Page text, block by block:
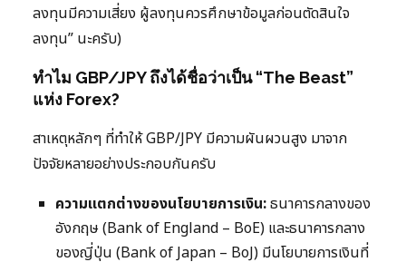
ลงทุนมีความเสี่ยง ผู้ลงทุนควรศึกษาข้อมูลก่อนตัดสินใจ
ลงทุน” นะครับ)
ทำไม GBP/JPY ถึงได้ชื่อว่าเป็น “The Beast”
แห่ง Forex?
สาเหตุหลักๆ ที่ทำให้ GBP/JPY มีความผันผวนสูง มาจาก
ปัจจัยหลายอย่างประกอบกันครับ
ความแตกต่างของนโยบายการเงิน:ธนาคารกลางของ
อังกฤษ (Bank of England – BoE) และธนาคารกลาง
ของญี่ปุ่น (Bank of Japan – BoJ) มีนโยบายการเงินที่